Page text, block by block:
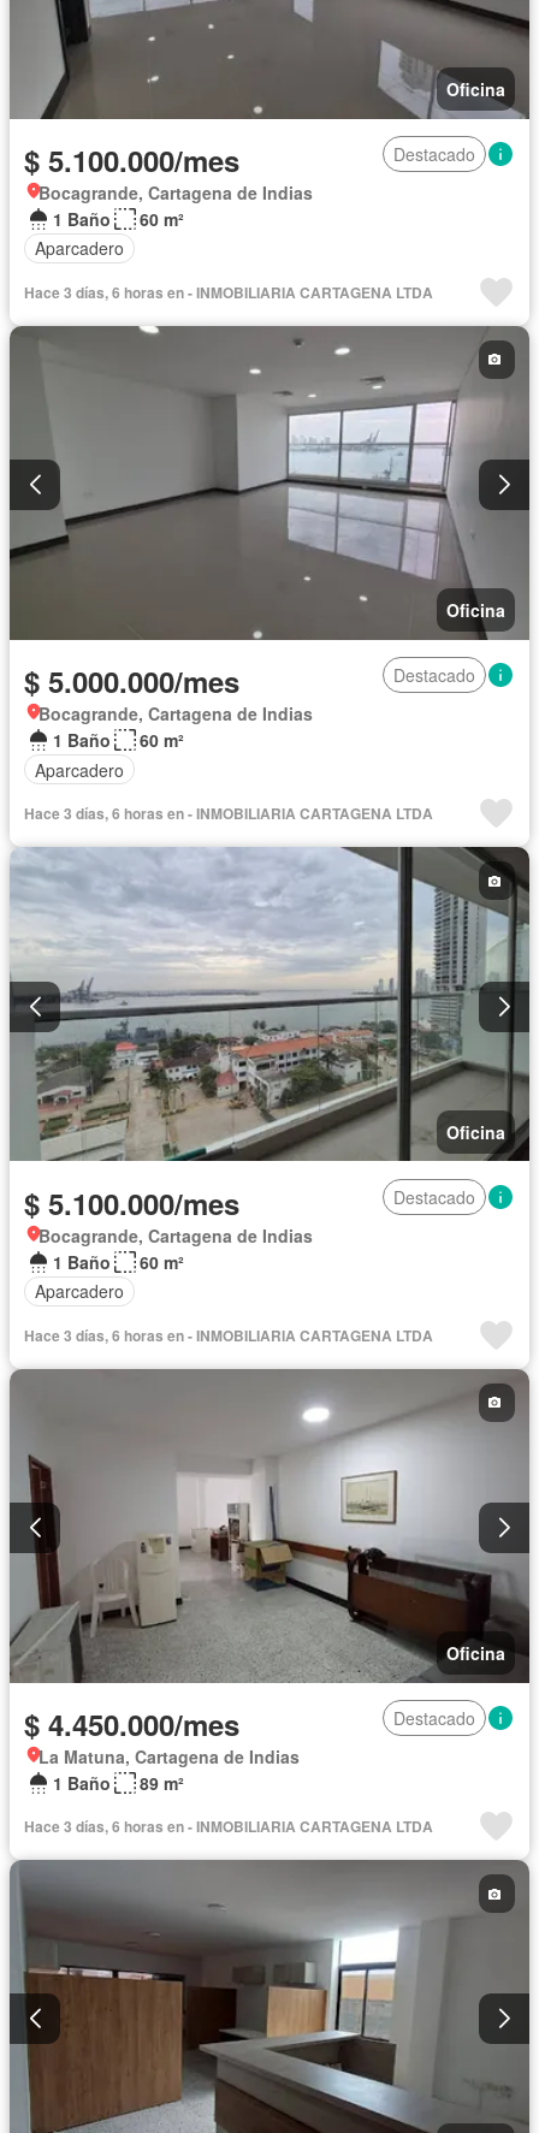
Oficina
$ 5.100.000/mes
Destacado
Bocagrande, Cartagena de Indias
1 Baño
60 m²
Aparcadero
Hace 3 días, 6 horas en - INMOBILIARIA CARTAGENA LTDA
Oficina
$ 5.000.000/mes
Destacado
Bocagrande, Cartagena de Indias
1 Baño
60 m²
Aparcadero
Hace 3 días, 6 horas en - INMOBILIARIA CARTAGENA LTDA
Oficina
$ 5.100.000/mes
Destacado
Bocagrande, Cartagena de Indias
1 Baño
60 m²
Aparcadero
Hace 3 días, 6 horas en - INMOBILIARIA CARTAGENA LTDA
Oficina
$ 4.450.000/mes
Destacado
La Matuna, Cartagena de Indias
1 Baño
89 m²
Hace 3 días, 6 horas en - INMOBILIARIA CARTAGENA LTDA